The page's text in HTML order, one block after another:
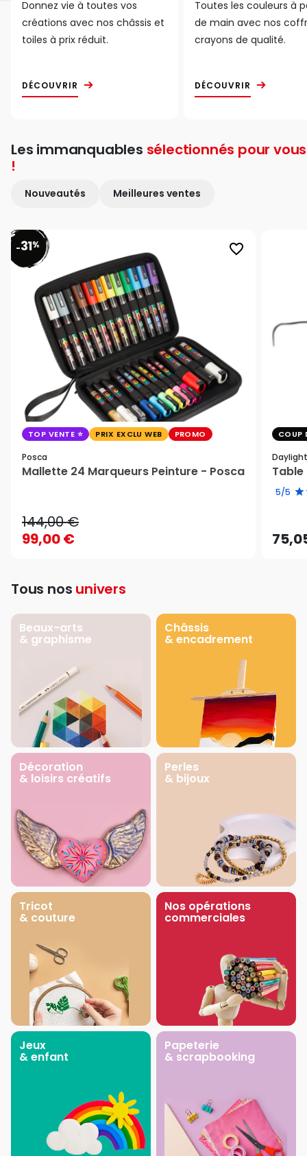
Donnez vie à toutes vos
créations avec nos châssis et
toiles à prix réduit.
DÉCOUVRIR
Toutes les couleurs à
de main avec nos
crayons de qualité.
DÉCOUVRIR
Les immanquables sélectionnés pour vous
!
Nouveautés Meilleures ventes
favorite_border
-31%
TOP VENTE PRIX EXCLU WEB PROMO
Posca
Mallette 24 Marqueurs Peinture - Posca
144,00 €
99,00 €
COUP
Daylight
Table
5/5
Tous nos univers
Beaux-arts
& graphisme
Châssis
& encadrement
Décoration
& loisirs créatifs
Perles
& bijoux
Tricot
& couture
Nos opérations
commerciales
Jeux
& enfant
Papeterie
& scrapbooking